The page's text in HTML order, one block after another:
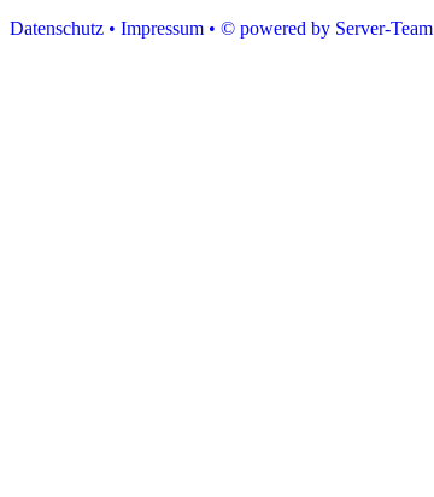
Datenschutz • Impressum • © powered by Server-Team